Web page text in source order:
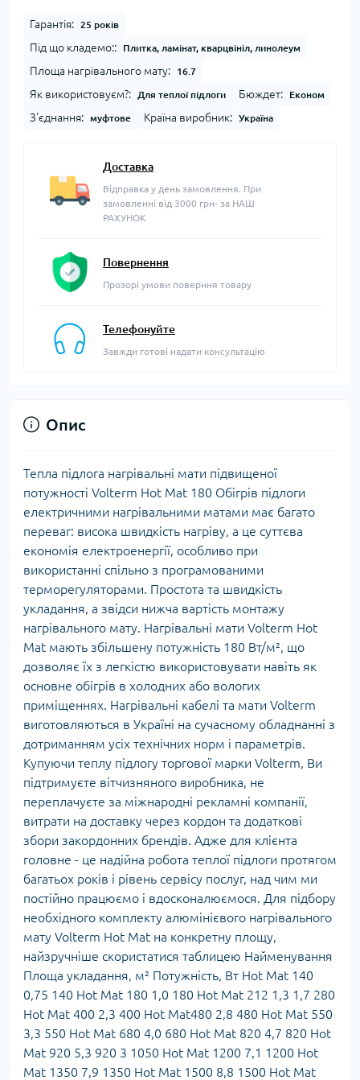
Гарантія: 25 років
Під що кладемо:: Плитка, ламінат, кварцвініл, линолеум
Площа нагрівального мату: 16.7
Як використовуєм?: Для теплої підлоги Бюждет: Економ
З'єднання: муфтове Країна виробник: Україна
Доставка
Відправка у день замовлення. При
замовленні від 3000 грн- за НАШ
РАХУНОК
Повернення
Прозорі умови поверння товару
Телефонуйте
Завжди готові надати консультацію
Опис
Тепла підлога нагрівальні мати підвищеної
потужності Volterm Hot Mat 180 Обігрів підлоги
електричними нагрівальними матами має багато
переваг: висока швидкість нагріву, а це суттєва
економія електроенергії, особливо при
використанні спільно з програмованими
терморегуляторами. Простота та швидкість
укладання, а звідси нижча вартість монтажу
нагрівального мату. Нагрівальні мати Volterm Hot
Mat мають збільшену потужність 180 Вт/м², що
дозволяє їх з легкістю використовувати навіть як
основне обігрів в холодних або вологих
приміщеннях. Нагрівальні кабелі та мати Volterm
виготовляються в Україні на сучасному обладнанні з
дотриманням усіх технічних норм і параметрів.
Купуючи теплу підлогу торгової марки Volterm, Ви
підтримуєте вітчизняного виробника, не
переплачуєте за міжнародні рекламні компанії,
витрати на доставку через кордон та додаткові
збори закордонних брендів. Адже для клієнта
головне - це надійна робота теплої підлоги протягом
багатьох років і рівень сервісу послуг, над чим ми
постійно працюємо і вдосконалюємося. Для підбору
необхідного комплекту алюмінієвого нагрівального
мату Volterm Hot Mat на конкретну площу,
найзручніше скористатися таблицею Найменування
Площа укладання, м² Потужність, Вт Hot Mat 140
0,75 140 Hot Mat 180 1,0 180 Hot Mat 212 1,3 1,7 280
Hot Mat 400 2,3 400 Hot Mat480 2,8 480 Hot Mat 550
3,3 550 Hot Mat 680 4,0 680 Hot Mat 820 4,7 820 Hot
Mat 920 5,3 920 3 1050 Hot Mat 1200 7,1 1200 Hot
Mat 1350 7,9 1350 Hot Mat 1500 8,8 1500 Hot Mat